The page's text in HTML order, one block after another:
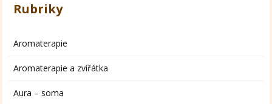
Rubriky
Aromaterapie
Aromaterapie a zvířátka
Aura – soma